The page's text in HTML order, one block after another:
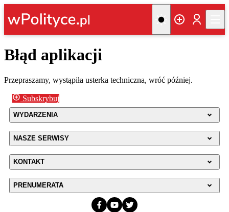
Błąd aplikacji
Przepraszamy, wystąpiła usterka techniczna, wróć później.
Subskrybuj
WYDARZENIA
NASZE SERWISY
KONTAKT
PRENUMERATA